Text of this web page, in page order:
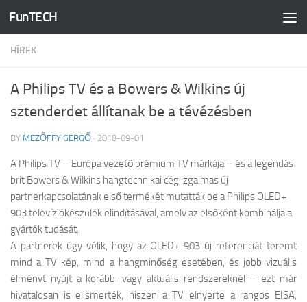
Skip to content
FunTECH
HÍREK
A Philips TV és a Bowers & Wilkins új
sztenderdet állítanak be a tévézésben
BY MEZŐFFY GERGŐ · 2018-09-01
A Philips TV – Európa vezető prémium TV márkája – és a legendás
brit Bowers & Wilkins hangtechnikai cég izgalmas új
partnerkapcsolatának első termékét mutatták be a Philips OLED+
903 televíziókészülék elindításával, amely az elsőként kombinálja a
gyártók tudását.
A partnerek úgy vélik, hogy az OLED+ 903 új referenciát teremt
mind a TV kép, mind a hangminőség esetében, és jobb vizuális
élményt nyújt a korábbi vagy aktuális rendszereknél – ezt már
hivatalosan is elismerték, hiszen a TV elnyerte a rangos EISA,